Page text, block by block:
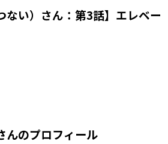
ない）さん：第3話】エレベー
んのプロフィール